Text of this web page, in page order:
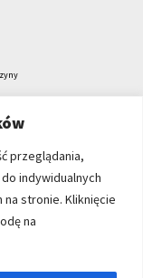
przeglądania,
indywidualnych
stronie. Kliknięcie
na